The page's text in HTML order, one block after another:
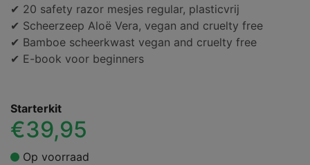
✔ 20 safety razor mesjes regular, plasticvrij
✔ Scheerzeep Aloë Vera, vegan and cruelty free
✔ Bamboe scheerkwast vegan and cruelty free
✔ E-book voor beginners
Starterkit
€39,95
Op voorraad